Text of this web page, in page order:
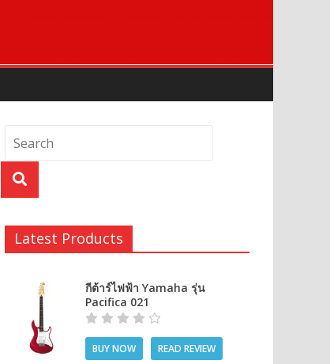
Latest Products
กีต้าร์ไฟฟ้า Yamaha รุ่น
Pacifica 021
BUY NOW READ REVIEW